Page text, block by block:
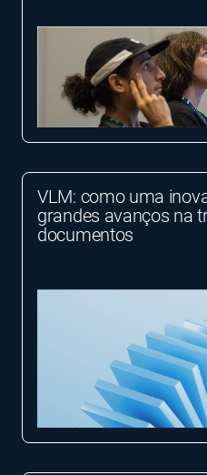
VLM: como uma
grandes avanços na
documentos